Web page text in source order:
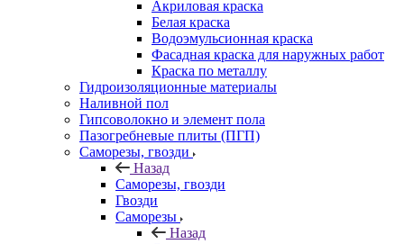
Акриловая краска
Белая краска
Водоэмульсионная краска
Фасадная краска для наружных работ
Краска по металлу
Гидроизоляционные материалы
Наливной пол
Гипсоволокно и элемент пола
Пазогребневые плиты (ПГП)
Саморезы, гвозди
Назад
Саморезы, гвозди
Гвозди
Саморезы
Назад